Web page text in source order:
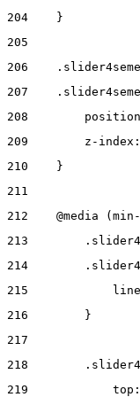
204
    }
205
206
207
208
209
z-
210
    }
211
212
@media
213
214
215
216
        }
217
218
219